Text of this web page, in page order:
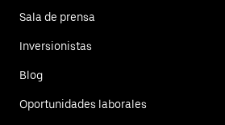
Sala de prensa
Inversionistas
Blog
Oportunidades laborales